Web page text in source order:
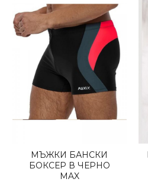
МЪЖКИ БАНСКИ
БОКСЕР В ЧЕРНО
MAX